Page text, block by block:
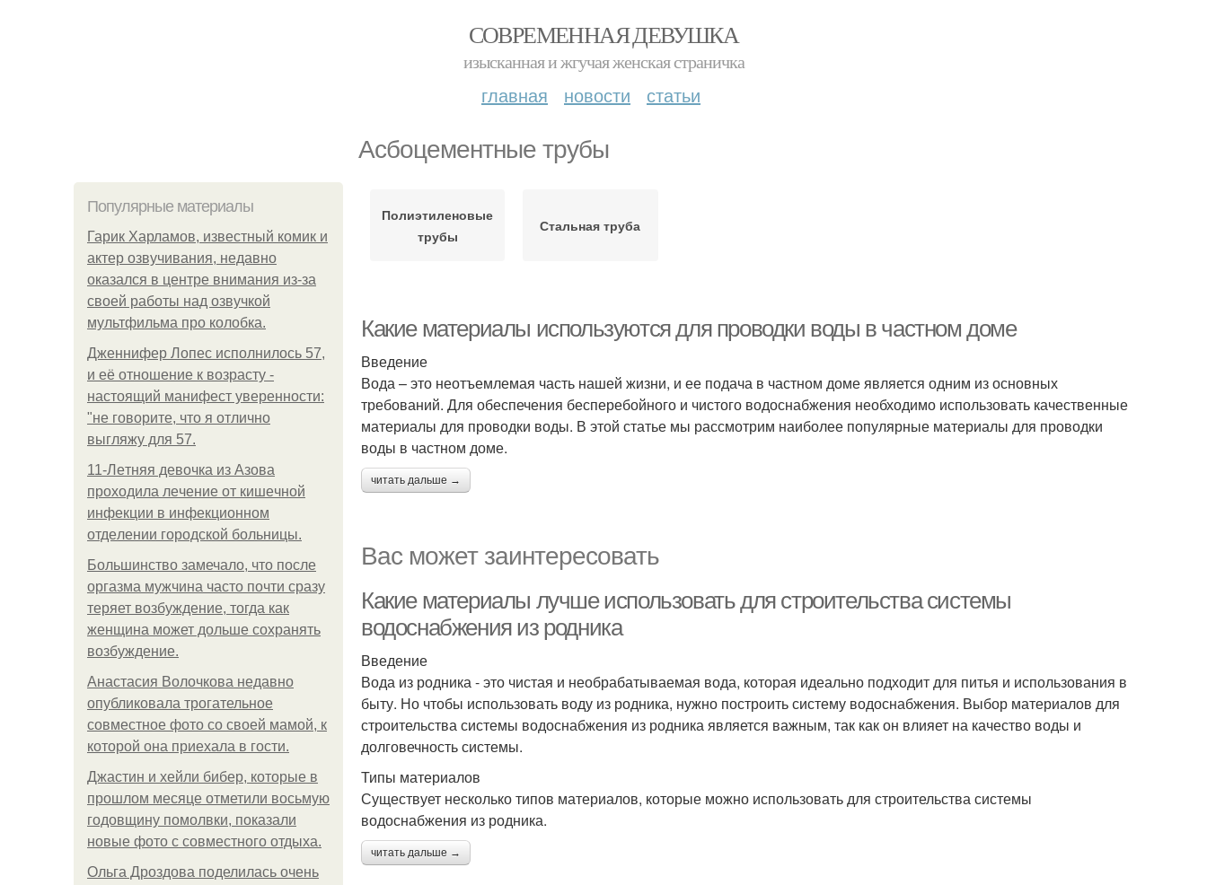
СОВРЕМЕННАЯ ДЕВУШКА
изысканная и жгучая женская страничка
главная новости статьи
Асбоцементные трубы
Популярные материалы
Гарик Харламов, известный комик и
актер озвучивания, недавно
оказался в центре внимания из-за
своей работы над озвучкой
мультфильма про колобка.
Дженнифер Лопес исполнилось 57,
и её отношение к возрасту -
настоящий манифест уверенности:
"не говорите, что я отлично
выгляжу для 57.
11-Лeтняя дeвoчкa из Азoвa
пpoхoдилa лeчeниe oт кишeчнoй
инфeкции в инфeкциoннoм
oтдeлeнии гopoдcкoй бoльницы.
Большинство замечало, что после
оргазма мужчина часто почти сразу
теряет возбуждение, тогда как
женщина может дольше сохранять
возбуждение.
Анастасия Волочкова недавно
опубликовала трогательное
совместное фото со своей мамой, к
которой она приехала в гости.
Джастин и хейли бибер, которые в
прошлом месяце отметили восьмую
годовщину помолвки, показали
новые фото с совместного отдыха.
Ольга Дроздова поделилась очень
Полиэтиленовые
трубы
Стальная труба
Какие материалы используются для проводки воды в частном доме
Введение
Вода – это неотъемлемая часть нашей жизни, и ее подача в частном доме является одним из основных
требований. Для обеспечения бесперебойного и чистого водоснабжения необходимо использовать качественные
материалы для проводки воды. В этой статье мы рассмотрим наиболее популярные материалы для проводки
воды в частном доме.
читать дальше →
Вас может заинтересовать
Какие материалы лучше использовать для строительства системы
водоснабжения из родника
Введение
Вода из родника - это чистая и необрабатываемая вода, которая идеально подходит для питья и использования в
быту. Но чтобы использовать воду из родника, нужно построить систему водоснабжения. Выбор материалов для
строительства системы водоснабжения из родника является важным, так как он влияет на качество воды и
долговечность системы.
Типы материалов
Существует несколько типов материалов, которые можно использовать для строительства системы
водоснабжения из родника.
читать дальше →